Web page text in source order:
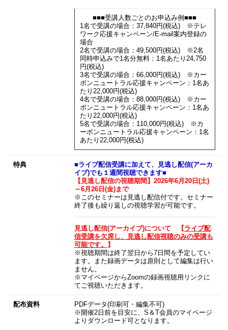
■■■受講人数ごとのお申込み例■■■
1名で受講の場合：37,840円(税込) ※テレ
ワーク応援キャンペーン/E-mail案内登録の
場合
2名で受講の場合：49,500円(税込) ※2名
同時申込みで1名分無料：1名あたり24,750
円(税込)
3名で受講の場合：66,000円(税込) ※カー
ボンニュートラル応援キャンペーン：1名あ
たり22,000円(税込)
4名で受講の場合：88,000円(税込) ※カー
ボンニュートラル応援キャンペーン：1名あ
たり22,000円(税込)
5名で受講の場合：110,000円(税込) ※カ
ーボンニュートラル応援キャンペーン：1名
あたり22,000円(税込)
特典
■ライブ配信受講に加えて、見逃し配信(アーカ
イブ)でも１週間視聴できます■
【見逃し配信の視聴期間】2026年6月20日(土)
～6月26日(金)まで
※このセミナーは見逃し配信付です。セミナー
終了後も繰り返しの視聴学習が可能です。
見逃し配信(アーカイブ)について 【 ライブ配
信受講を欠席し、見逃し配信視聴のみの受講も
可能です。
】
※視聴期間は終了翌日から7日間を予定してい
ます。また録画データは原則として編集は行い
ません。
※マイページからZoomの録画視聴用リンクに
てご視聴いただきます。
配布資料
PDFデータ(印刷可・編集不可)
※開催2日前を目安に、S＆T会員のマイページ
よりダウンロード可となります。